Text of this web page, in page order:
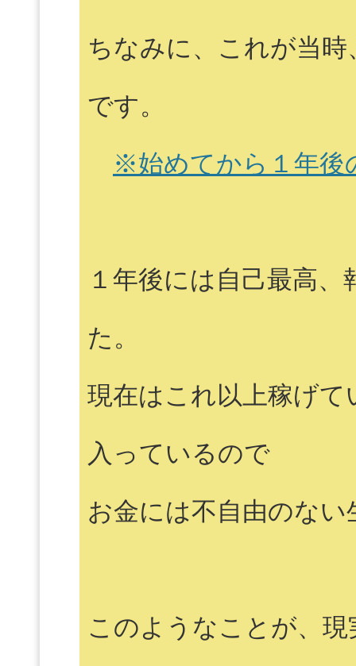
ちなみに、これが当
です。
※始めてから１年後
１年後には自己最高
た。
現在はこれ以上稼げ
入っているので
お金には不自由のな
このようなことが、